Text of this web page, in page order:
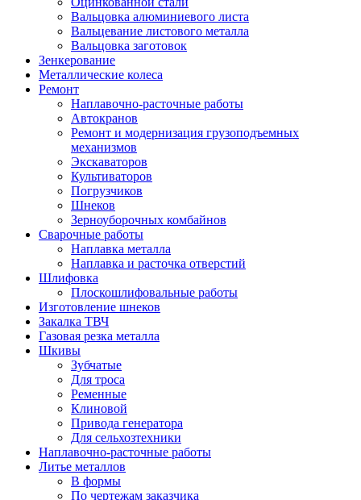
Вальцовка алюминиевого листа
Вальцевание листового металла
Вальцовка заготовок
Зенкерование
Металлические колеса
Ремонт
Наплавочно-расточные работы
Автокранов
Ремонт и модернизация грузоподъемных
механизмов
Экскаваторов
Культиваторов
Погрузчиков
Шнеков
Зерноуборочных комбайнов
Сварочные работы
Наплавка металла
Наплавка и расточка отверстий
Шлифовка
Плоскошлифовальные работы
Изготовление шнеков
Закалка ТВЧ
Газовая резка металла
Шкивы
Зубчатые
Для троса
Ременные
Клиновой
Привода генератора
Для сельхозтехники
Наплавочно-расточные работы
Литье металлов
В формы
По чертежам заказчика